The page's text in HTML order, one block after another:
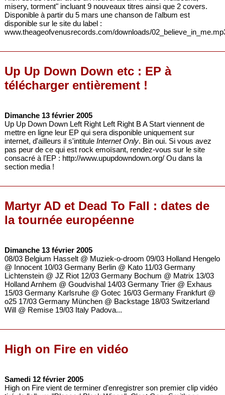
misery, torment" incluant 9 nouveaux titres ainsi que 2 covers.
Disponible à partir du 5 mars une chanson de l'album est
disponible sur le site du label :
www.theageofvenusrecords.com/downloads/
Up Up Down Down etc : EP à
télécharger entièrement !
Dimanche 13 février 2005
Up Up Down Down Left Right Left Right B A Start viennent de
mettre en ligne leur EP qui sera disponible uniquement sur
internet, d'ailleurs il s'intitule Internet Only. Bin oui. Si vous avez
pas peur de ce qui est rock emoïsant, rendez-vous sur le site
consacré à l'EP : http://www.upupdowndown.org/ Ou dans la
section media !
Martyr AD et Dead To Fall : dates de
la tournée européenne
Dimanche 13 février 2005
08/03 Belgium Hasselt @ Muziek-o-droom 09/03 Holland Hengelo
@ Innocent 10/03 Germany Berlin @ Kato 11/03 Germany
Lichtenstein @ JZ Riot 12/03 Germany Bochum @ Matrix 13/03
Holland Arnhem @ Goudvishal 14/03 Germany Trier @ Exhaus
15/03 Germany Karlsruhe @ Gotec 16/03 Germany Frankfurt @
o25 17/03 Germany München @ Backstage 18/03 Switzerland
Will @ Remise 19/03 Italy Padova...
High on Fire en vidéo
Samedi 12 février 2005
High on Fire vient de terminer d'enregistrer son premier clip vidéo